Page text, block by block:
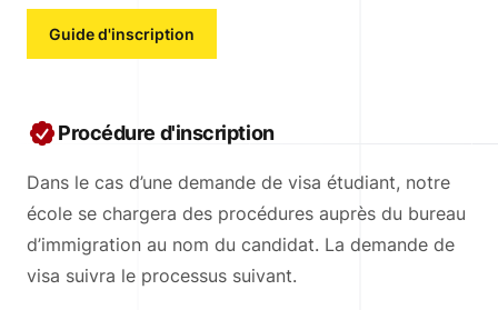
Guide d'inscription
Procédure d'inscription
Dans le cas d’une demande de visa étudiant, notre
école se chargera des procédures auprès du bureau
d’immigration au nom du candidat. La demande de
visa suivra le processus suivant.